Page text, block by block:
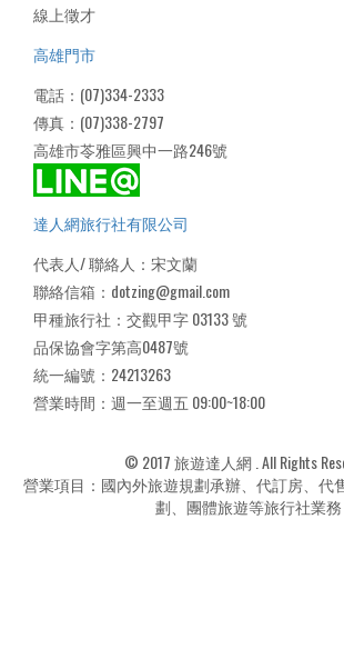
線上徵才
高雄門市
電話：(07)334-2333
傳真：(07)338-2797
高雄市苓雅區興中一路246號
達人網旅行社有限公司
代表人/ 聯絡人：宋文蘭
聯絡信箱：dotzing@gmail.com
甲種旅行社：交觀甲字 03133 號
品保協會字第高0487號
統一編號：24213263
營業時間：週一至週五 09:00~18:00
© 2017 旅遊達人網 . All Rights
營業項目：國內外旅遊規劃承辦、代訂房、代
劃、團體旅遊等旅行社業務